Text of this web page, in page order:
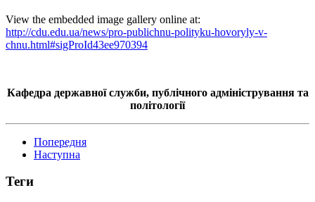
View the embedded image gallery online at:
http://cdu.edu.ua/news/pro-publichnu-polityku-hovoryly-v-
chnu.html#sigProId43ee970394
Кафедра державної служби, публічного адміністрування та
політології
Попередня
Наступна
Теги